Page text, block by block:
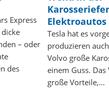
Express
– oder
des
Elektroautos
Tesla hat es
produzieren
Volvo große
einem Guss.
große Vorteile,…